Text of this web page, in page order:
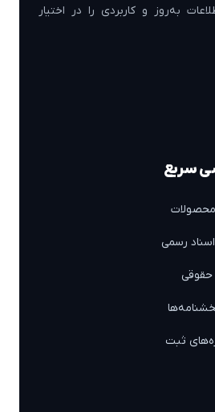
به‌روز و کاربردی را در اختیار
سریع
رسمی
حقوقی
ثبت